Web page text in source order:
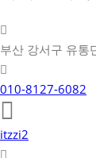
부산 강서구 유
010-8127-6082
itzzi2